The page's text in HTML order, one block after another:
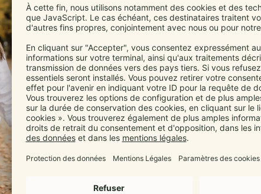
Wie alle
Spreiz-
auf